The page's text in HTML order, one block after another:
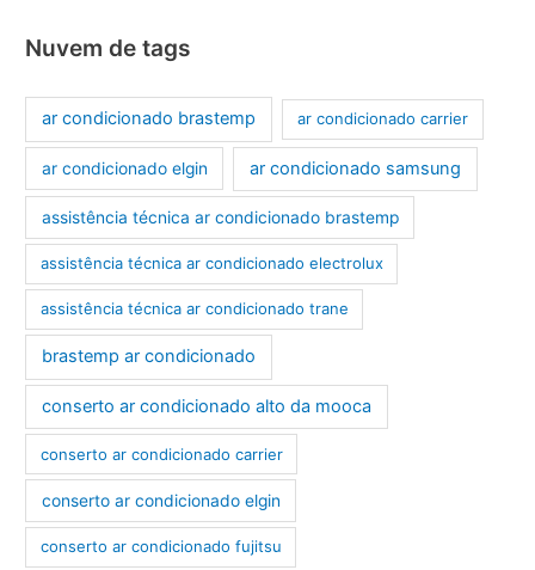
Nuvem de tags
ar condicionado brastemp ar condicionado carrier
ar condicionado elgin ar condicionado samsung
assistência técnica ar condicionado brastemp
assistência técnica ar condicionado electrolux
assistência técnica ar condicionado trane
brastemp ar condicionado
conserto ar condicionado alto da mooca
conserto ar condicionado carrier
conserto ar condicionado elgin
conserto ar condicionado fujitsu